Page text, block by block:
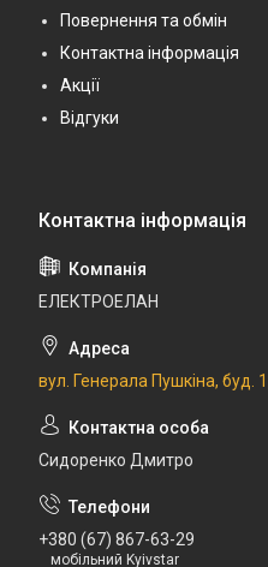
Повернення та обмін
Контактна інформація
Акції
Відгуки
ЕЛЕКТРОЕЛАН
вул. Генерала Пушкіна, буд.
Сидоренко Дмитро
+380 (67) 867-63-29
мобільний Kyivstar